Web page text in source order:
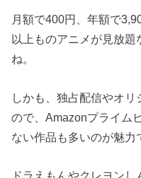
月額で400円、年額で
以上ものアニメが見放
ね。
しかも、独占配信やオ
ので、Amazonプライム
ない作品も多いのが魅力
ドラえもんやクレヨン